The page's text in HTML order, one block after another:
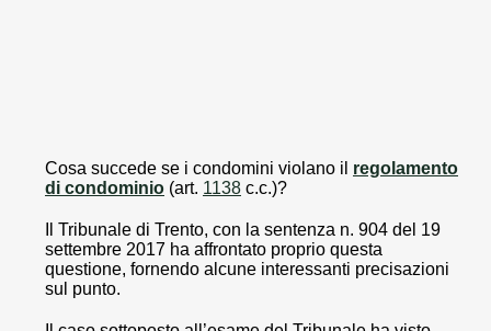
Cosa succede se i condomini violano il regolamento
di condominio (art. 1138 c.c.)?
Il Tribunale di Trento, con la sentenza n. 904 del 19
settembre 2017 ha affrontato proprio questa
questione, fornendo alcune interessanti precisazioni
sul punto.